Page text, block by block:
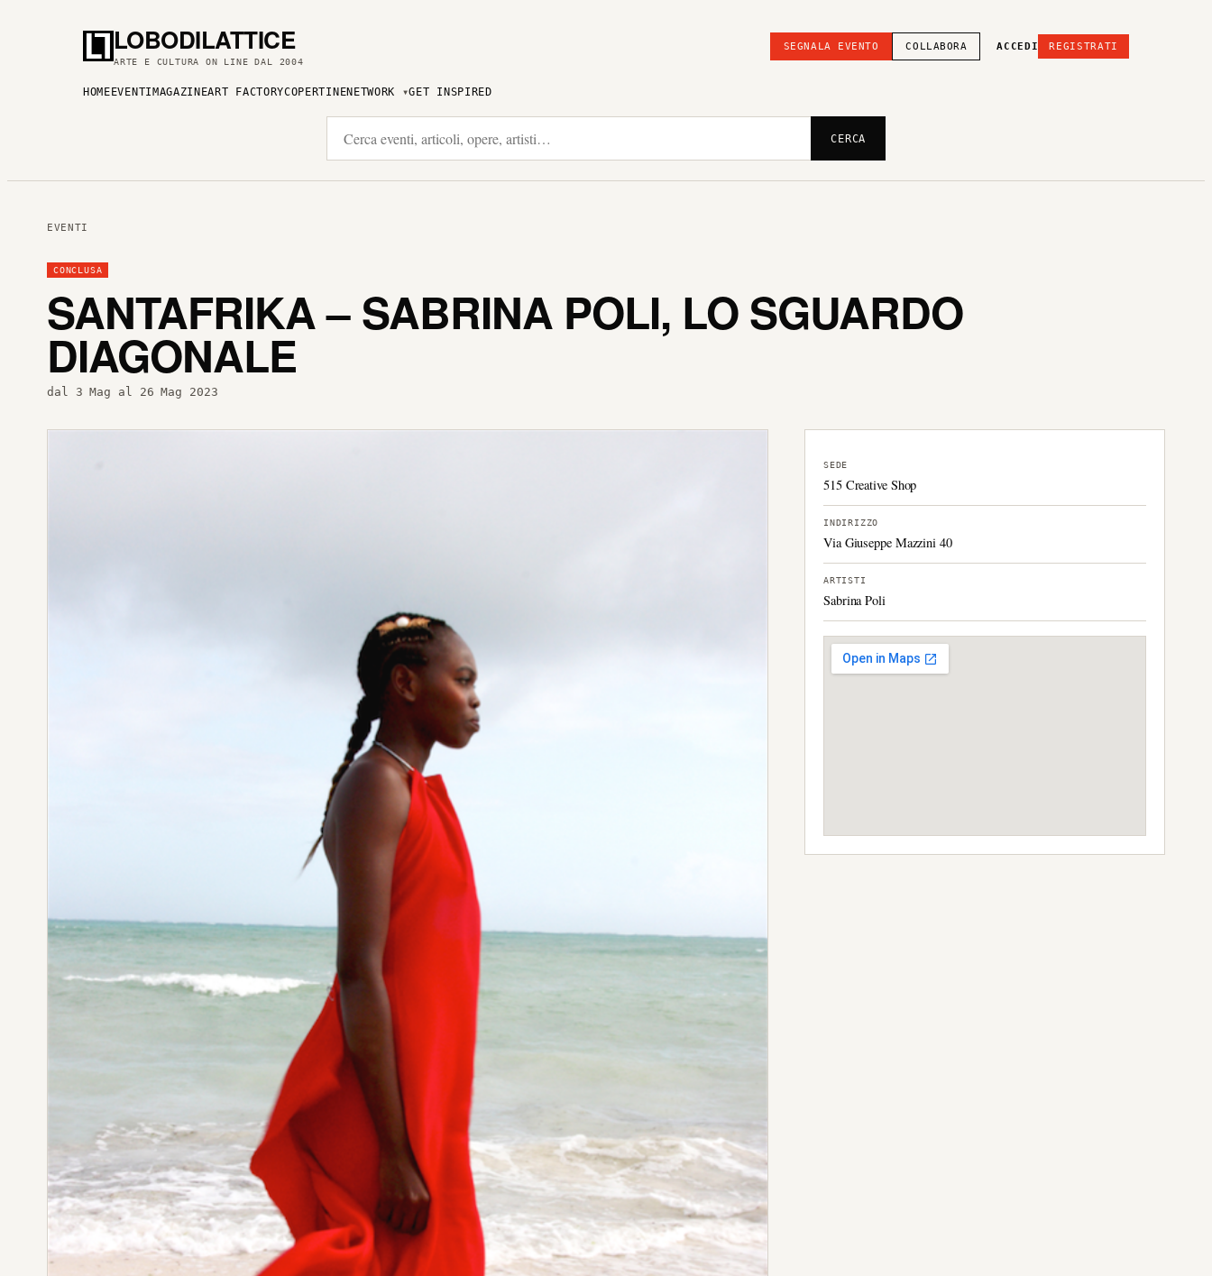
LOBODILATTICE
ARTE E CULTURA ON LINE DAL 2004
SEGNALA EVENTO COLLABORA ACCEDI REGISTRATI
HOME EVENTI MAGAZINEART FACTORYCOPERTINENETWORK GET INSPIRED
CERCA
EVENTI
CONCLUSA
SANTAFRIKA – SABRINA POLI, LO SGUARDO
DIAGONALE
dal 3 Mag al 26 Mag 2023
SEDE
515 Creative Shop
INDIRIZZO
Via Giuseppe Mazzini 40
ARTISTI
Sabrina Poli